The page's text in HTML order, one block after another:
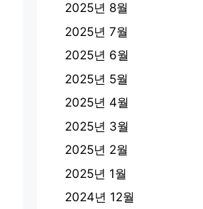
2025년 8월
2025년 7월
2025년 6월
2025년 5월
2025년 4월
2025년 3월
2025년 2월
2025년 1월
2024년 12월